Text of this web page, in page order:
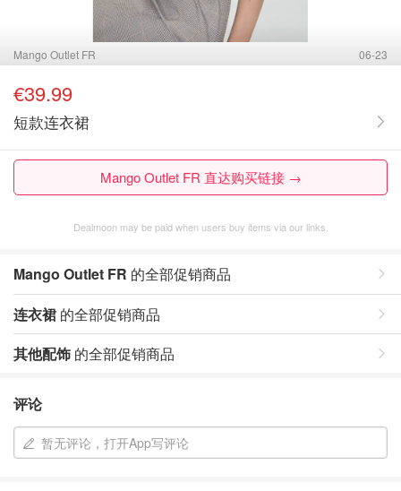
Mango Outlet FR 06-23
€39.99
短款连衣裙
Mango Outlet FR 直达购买链接 →
Dealmoon may be paid when users buy items via our links.
Mango Outlet FR 的全部促销商品
连衣裙 的全部促销商品
其他配饰 的全部促销商品
评论
暂无评论，打开App写评论